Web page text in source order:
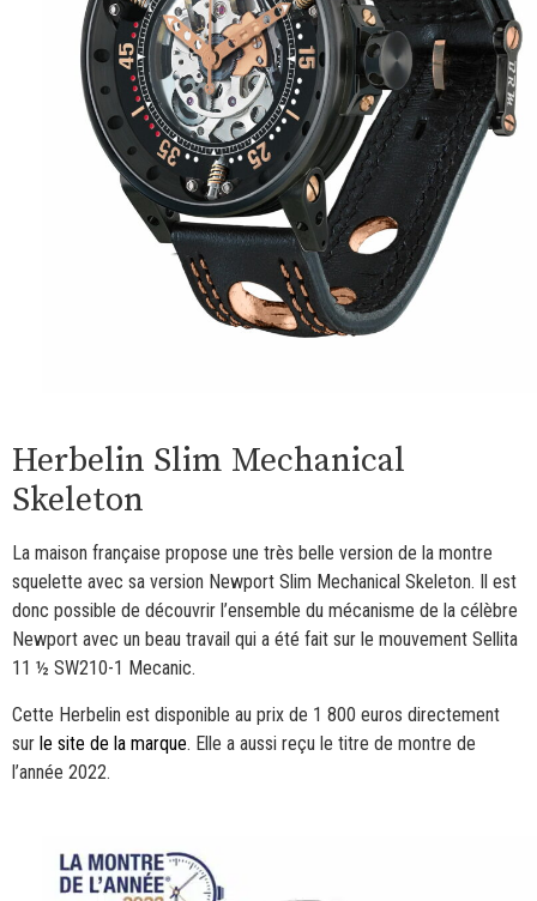
Herbelin Slim Mechanical
Skeleton
La maison française propose une très belle version de la montre
squelette avec sa version Newport Slim Mechanical Skeleton. Il est
donc possible de découvrir l’ensemble du mécanisme de la célèbre
Newport avec un beau travail qui a été fait sur le mouvement Sellita
11 ½ SW210-1 Mecanic.
Cette Herbelin est disponible au prix de 1 800 euros directement
sur le site de la marque. Elle a aussi reçu le titre de montre de
l’année 2022.